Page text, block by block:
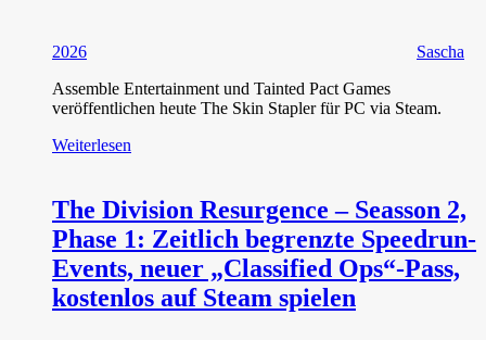
2026
Sascha
Assemble Entertainment und Tainted Pact Games
veröffentlichen heute The Skin Stapler für PC via Steam.
Weiterlesen
The Division Resurgence – Seasson 2,
Phase 1: Zeitlich begrenzte Speedrun-
Events, neuer „Classified Ops“-Pass,
kostenlos auf Steam spielen